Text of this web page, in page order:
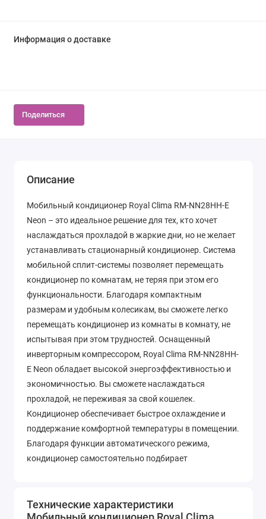
Информация о доставке
Поделиться
Описание
Мобильный кондиционер Royal Clima RM-NN28HH-E
Neon – это идеальное решение для тех, кто хочет
наслаждаться прохладой в жаркие дни, но не желает
устанавливать стационарный кондиционер. Система
мобильной сплит-системы позволяет перемещать
кондиционер по комнатам, не теряя при этом его
функциональности. Благодаря компактным
размерам и удобным колесикам, вы сможете легко
перемещать кондиционер из комнаты в комнату, не
испытывая при этом трудностей. Оснащенный
инверторным компрессором, Royal Clima RM-NN28HH-
E Neon обладает высокой энергоэффективностью и
экономичностью. Вы сможете наслаждаться
прохладой, не переживая за свой кошелек.
Кондиционер обеспечивает быстрое охлаждение и
поддержание комфортной температуры в помещении.
Благодаря функции автоматического режима,
кондиционер самостоятельно подбирает
Clima RM-NN28HH-E Neon также оснащен функцией
Технические характеристики